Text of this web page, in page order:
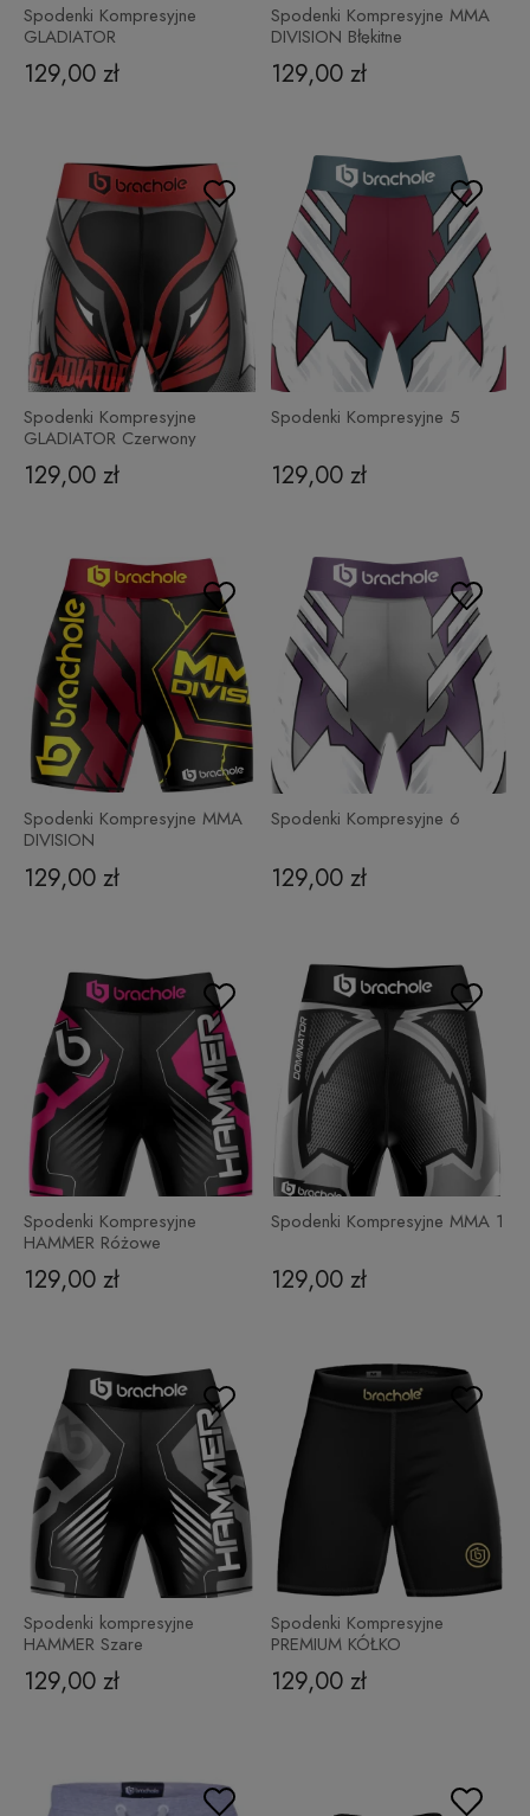
Spodenki Kompresyjne
GLADIATOR
129,00 zł
Spodenki Kompresyjne MMA
DIVISION Błękitne
129,00 zł
Spodenki Kompresyjne
GLADIATOR Czerwony
129,00 zł
Spodenki Kompresyjne 5
129,00 zł
Spodenki Kompresyjne MMA
DIVISION
129,00 zł
Spodenki Kompresyjne 6
129,00 zł
Spodenki Kompresyjne
HAMMER Różowe
129,00 zł
Spodenki Kompresyjne MMA 1
129,00 zł
Spodenki kompresyjne
HAMMER Szare
129,00 zł
Spodenki Kompresyjne
PREMIUM KÓŁKO
129,00 zł